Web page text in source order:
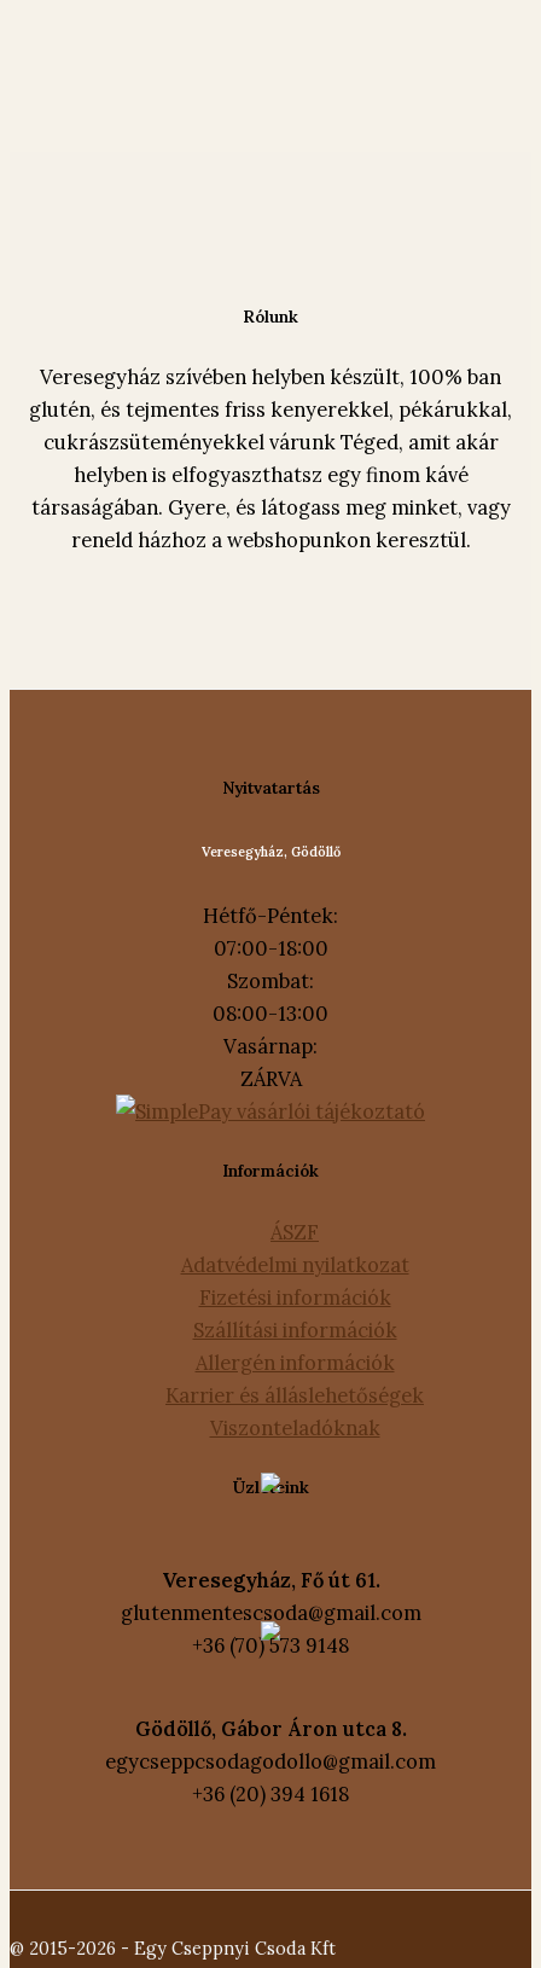
Rólunk
Veresegyház szívében helyben készült, 100% ban
glutén, és tejmentes friss kenyerekkel, pékárukkal,
cukrászsüteményekkel várunk Téged, amit akár
helyben is elfogyaszthatsz egy finom kávé
társaságában. Gyere, és látogass meg minket, vagy
reneld házhoz a webshopunkon keresztül.
Nyitvatartás
Veresegyház, Gödöllő
Hétfő-Péntek:
07:00-18:00
Szombat:
08:00-13:00
Vasárnap:
ZÁRVA
Információk
ÁSZF
Adatvédelmi nyilatkozat
Fizetési információk
Szállítási információk
Allergén információk
Karrier és álláslehetőségek
Viszonteladóknak
Üzleteink
Veresegyház, Fő út 61.
glutenmentescsoda@gmail.com
+36 (70) 573 9148
Gödöllő, Gábor Áron utca 8.
egycseppcsodagodollo@gmail.com
+36 (20) 394 1618
@ 2015-2026 - Egy Cseppnyi Csoda Kft